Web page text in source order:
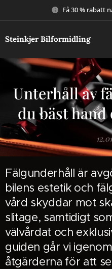
Få 30 % rabatt
Steinkjer Bilformidling
Unterhåll av
du bäst
Fälgunderhåll är
bilens estetik och
vård skyddar mot
slitage, samtidigt
välvårdat och
guiden går vi
åtgärderna för att